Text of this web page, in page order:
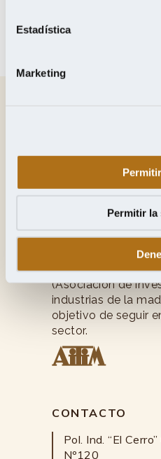
Estadística
Marketing
Permitir la
Jesús del Ser y
Jesús del Ser,
fabricantes
años y afiliados a
(Asociación de
industrias de la
objetivo de seguir
sector.
CONTACTO
Pol. Ind. “El
Nº120